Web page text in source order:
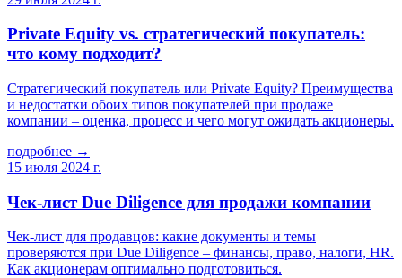
Private Equity vs. стратегический покупатель:
что кому подходит?
Стратегический покупатель или Private Equity? Преимущества
и недостатки обоих типов покупателей при продаже
компании – оценка, процесс и чего могут ожидать акционеры.
подробнее →
15 июля 2024 г.
Чек-лист Due Diligence для продажи компании
Чек-лист для продавцов: какие документы и темы
проверяются при Due Diligence – финансы, право, налоги, HR.
Как акционерам оптимально подготовиться.